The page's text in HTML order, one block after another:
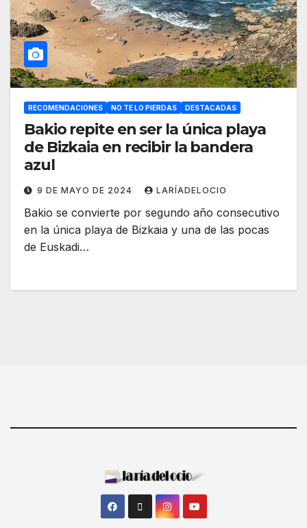
RECOMENDACIONES NO TE LO PIERDAS DESTACADAS
Bakio repite en ser la única playa
de Bizkaia en recibir la bandera
azul
9 DE MAYO DE 2024 LARÍADELOCIO
Bakio se convierte por segundo año consecutivo
en la única playa de Bizkaia y una de las pocas
de Euskadi…